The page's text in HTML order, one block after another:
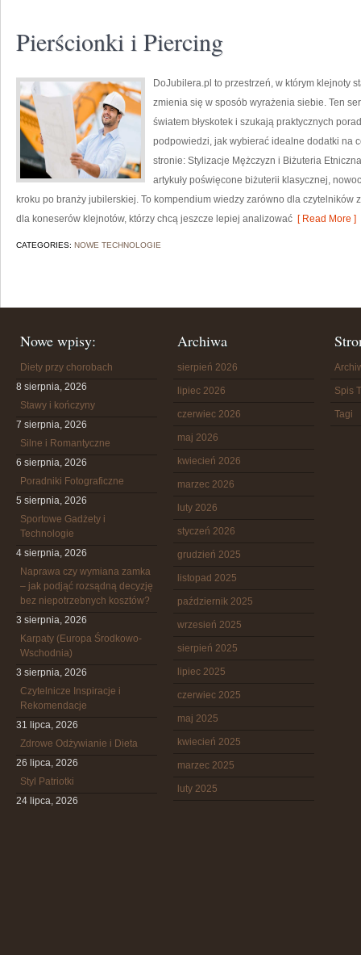
Pierścionki i Piercing
DoJubilera.pl to przestrzeń, w którym klejnoty
zmienia się w sposób wyrażenia siebie. Ten
światem błyskotek i szukają praktycznych
podpowiedzi, jak wybierać idealne dodatki na
stronie: Stylizacje Mężczyzn i Biżuteria
artykuły poświęcone biżuterii klasycznej,
kroku po branży jubilerskiej. To kompendium wiedzy zarówno dla czytelników
dla koneserów klejnotów, którzy chcą jeszcze lepiej analizować [ Read More ]
CATEGORIES: NOWE TECHNOLOGIE
Nowe wpisy:
Diety przy chorobach
8 sierpnia, 2026
Stawy i kończyny
7 sierpnia, 2026
Silne i Romantyczne
6 sierpnia, 2026
Poradniki Fotograficzne
5 sierpnia, 2026
Sportowe Gadżety i
Technologie
4 sierpnia, 2026
Naprawa czy wymiana zamka
– jak podjąć rozsądną decyzję
bez niepotrzebnych kosztów?
3 sierpnia, 2026
Karpaty (Europa Środkowo-
Wschodnia)
3 sierpnia, 2026
Czytelnicze Inspiracje i
Rekomendacje
31 lipca, 2026
Zdrowe Odżywianie i Dieta
26 lipca, 2026
Styl Patriotki
24 lipca, 2026
Archiwa
sierpień 2026
lipiec 2026
czerwiec 2026
maj 2026
kwiecień 2026
marzec 2026
luty 2026
styczeń 2026
grudzień 2025
listopad 2025
październik 2025
wrzesień 2025
sierpień 2025
lipiec 2025
czerwiec 2025
maj 2025
kwiecień 2025
marzec 2025
luty 2025
Spis
Tagi